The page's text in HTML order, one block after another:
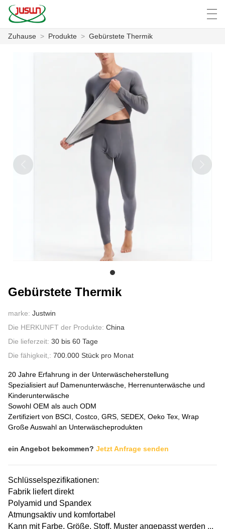
DER FALL
中文 Deutsch English
Zuhause > Produkte > Gebürstete Thermik
Gebürstete Thermik
marke: Justwin
Die HERKUNFT der Produkte: China
Die lieferzeit: 30 bis 60 Tage
Die fähigkeit,: 700.000 Stück pro Monat
20 Jahre Erfahrung in der Unterwäscheherstellung
Spezialisiert auf Damenunterwäsche, Herrenunterwäsche und
Kinderunterwäsche
Sowohl OEM als auch ODM
Zertifiziert von BSCI, Costco, GRS, SEDEX, Oeko Tex, Wrap
Große Auswahl an Unterwäscheprodukten
ein Angebot bekommen? Jetzt Anfrage senden
Schlüsselspezifikationen:
Fabrik liefert direkt
Polyamid und Spandex
Atmungsaktiv und komfortabel
Kann mit Farbe, Größe, Stoff, Muster angepasst werden ...